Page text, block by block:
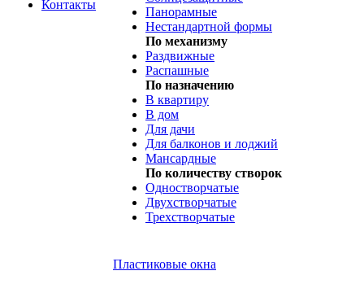
Контакты
Панорамные
Нестандартной формы
По механизму
Раздвижные
Распашные
По назначению
В квартиру
В дом
Для дачи
Для балконов и лоджий
Мансардные
По количеству створок
Одностворчатые
Двухстворчатые
Трехстворчатые
Пластиковые окна